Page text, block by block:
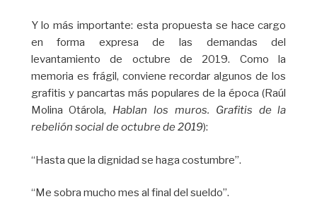
Y lo más importante: esta propuesta se hace cargo
en forma expresa de las demandas del
levantamiento de octubre de 2019. Como la
memoria es frágil, conviene recordar algunos de los
grafitis y pancartas más populares de la época (Raúl
Molina Otárola, Hablan los muros. Grafitis de la
rebelión social de octubre de 2019):
“Hasta que la dignidad se haga costumbre”.
“Me sobra mucho mes al final del sueldo”.